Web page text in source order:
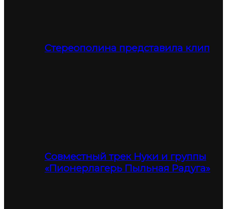
Стереополина представила клип
Совместный трек Нуки и группы
«Пионерлагерь Пыльная Радуга»